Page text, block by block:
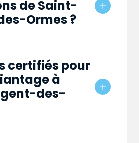
de Saint-
Ormes ?
certifiés pour
à
des-